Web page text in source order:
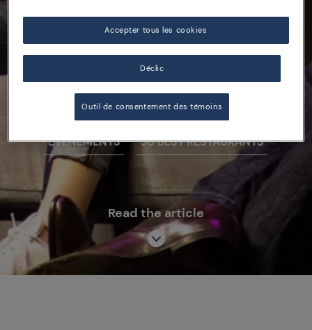
ÉVÉNEMENTS 50 BEST RESTAURANTS
Le #50BestTalks au
World’s 50 Best
Restaurants 2017
Read the article
Déclic
Accepter tous les cookies
Outil de consentement des témoins